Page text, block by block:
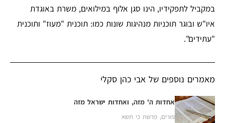
במקביל לתפקידיו, הינו סגן אלוף במילואים, משרת באוגדת
איו"ש ובוגר תוכניות מנהיגות שונות כמו: תוכנית "מעוז" ותוכנית
"עתידים".
מאמרים נוספים של אבי כהן סקלי
אחדות ה' מזה, ואחדות ישראל מזה
פורים, פרשת כי תשא